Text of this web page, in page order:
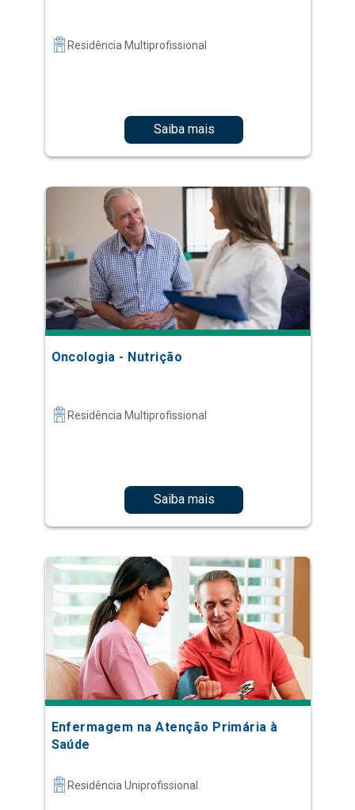
Residência Multiprofissional
Saiba mais
Oncologia - Nutrição
Residência Multiprofissional
Saiba mais
Enfermagem na Atenção Primária à
Saúde
Residência Uniprofissional